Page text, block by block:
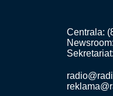
Centrala: